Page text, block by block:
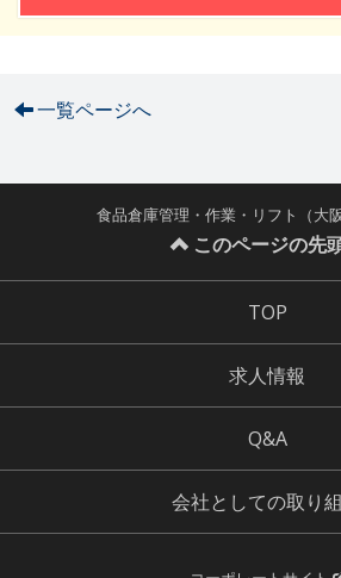
一覧ページへ
食品倉庫管理・作業・リフト（大
このページの先
TOP
求人情報
Q&A
会社としての取り